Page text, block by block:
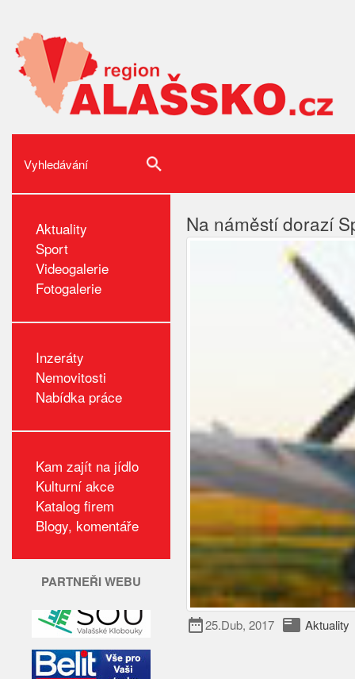
Aktuality
Sport
Videogalerie
Fotogalerie
Inzeráty
Nemovitosti
Nabídka práce
Kam zajít na jídlo
Kulturní akce
Katalog firem
Blogy, komentáře
PARTNEŘI WEBU
Na náměstí dorazí
date_range25.Dub, 2017 featured_play_list Aktuality